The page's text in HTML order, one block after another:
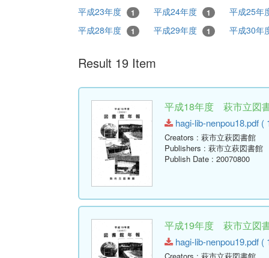
平成23年度
1 平成24年度 1
平成25年
平成28年度
1 平成29年度 1 平成30年
Result 19 Item
平成18年度 萩市立図
hagi-lib-nenpou18.pdf (
Creators : 萩市立萩図書館
Publishers : 萩市立萩図書館
Publish Date : 20070800
平成19年度 萩市立図
hagi-lib-nenpou19.pdf (
Creators : 萩市立萩図書館